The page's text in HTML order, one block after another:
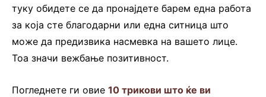
туку обидете се да пронајдете барем една работа
за која сте благодарни или една ситница што
може да предизвика насмевка на вашето лице.
Тоа значи вежбање позитивност.
Погледнете ги овие 10 трикови што ќе ви